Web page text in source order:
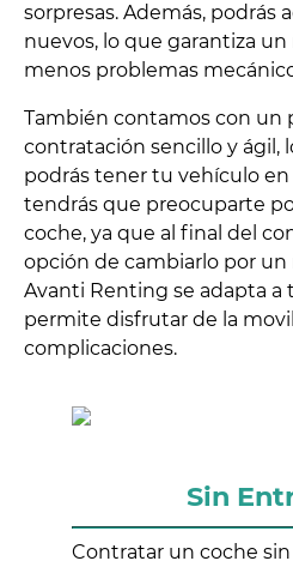
sorpresas. Además, podrás
nuevos, lo que garantiza
menos problemas
También contamos con un
contratación sencillo y ágil,
podrás tener tu vehículo
tendrás que preocuparte
coche, ya que al final del
opción de cambiarlo por
Avanti Renting se adapta a
permite disfrutar de la
complicaciones.
Sin
Contratar un coche